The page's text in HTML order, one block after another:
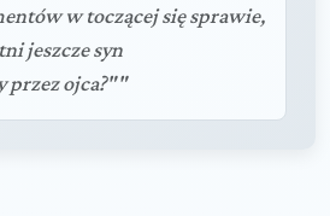
w toczącej się sprawie,
jeszcze syn
przez ojca?""